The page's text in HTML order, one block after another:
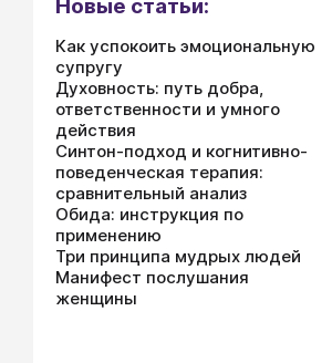
Новые статьи:
Как успокоить эмоциональную
супругу
Духовность: путь добра,
ответственности и умного
действия
Синтон-подход и когнитивно-
поведенческая терапия:
сравнительный анализ
Обида: инструкция по
применению
Три принципа мудрых людей
Манифест послушания
женщины